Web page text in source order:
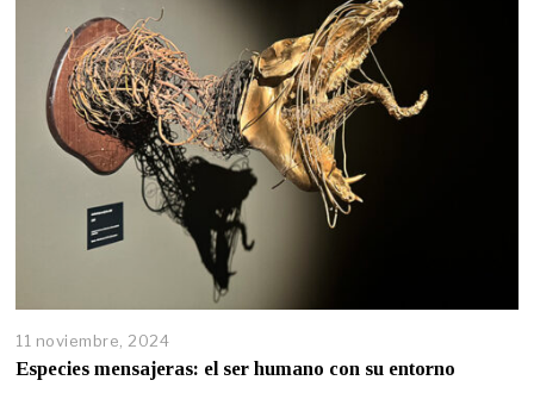
11 noviembre, 2024
Especies mensajeras: el ser humano con su entorno